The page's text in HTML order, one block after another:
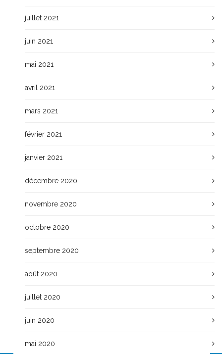
juillet 2021
juin 2021
mai 2021
avril 2021
mars 2021
février 2021
janvier 2021
décembre 2020
novembre 2020
octobre 2020
septembre 2020
août 2020
juillet 2020
juin 2020
mai 2020